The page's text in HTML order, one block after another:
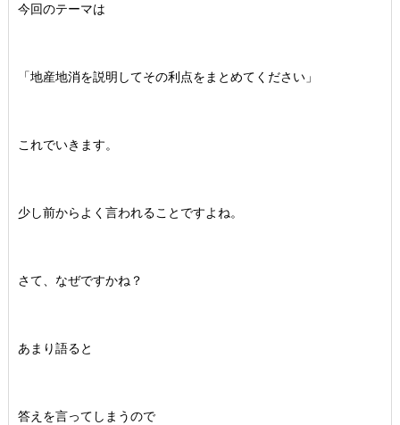
今回のテーマは
「地産地消を説明してその利点をまとめてください」
これでいきます。
少し前からよく言われることですよね。
さて、なぜですかね？
あまり語ると
答えを言ってしまうので